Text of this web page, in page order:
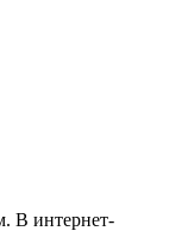
В интернет-